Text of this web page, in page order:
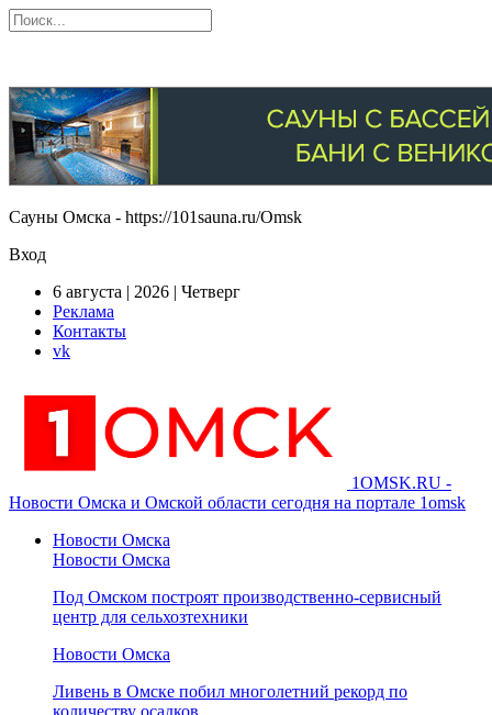
Сауны Омска - https://101sauna.ru/Omsk
Вход
6 августа | 2026 | Четверг
Реклама
Контакты
vk
1OMSK.RU -
Новости Омска и Омской области сегодня на портале 1omsk
Новости Омска
Новости Омска
Под Омском построят производственно-сервисный
центр для сельхозтехники
Новости Омска
Ливень в Омске побил многолетний рекорд по
количеству осадков